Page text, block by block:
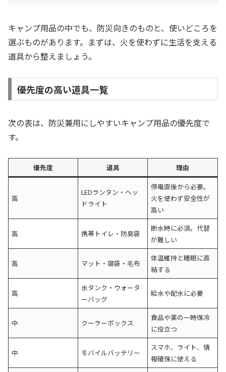
キャンプ用品の中でも、防災向きのものと、使いどころを
選ぶものがあります。まずは、火を使わずに生活を支える
道具から整えましょう。
優先度の高い道具一覧
次の表は、防災兼用にしやすいキャンプ用品の優先度で
す。
優先度 道具 理由
高
LEDランタン・ヘッ
ドライト
停電直後から必要。
火を使わず安全性が
高い
高 携帯トイレ・防臭袋
断水時に必須。代替
が難しい
高 マット・寝袋・毛布
体温維持と睡眠に直
結する
高
水タンク・ウォータ
ーバッグ
給水や配水に必要
中 クーラーボックス
食品や薬の一時保冷
に役立つ
中 モバイルバッテリー
スマホ、ライト、情
報確保に使える